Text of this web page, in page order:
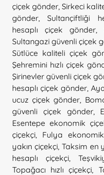
çiçek gönder Sirkeci
gönder ,Sultançiftliği
hesaplı çiçek gönder
Sultangazi güvenli çiçek
Sütlüce kaliteli çiçek
Şehremini hızlı çiçek
Şirinevler güvenli çiçek
hesaplı çiçek gönder
ucuz çiçek gönder
güvenli çiçek gönder,
Esentepe ekonomik
çiçekçi
Fulya
yakın çiçekçi, Taksim en
hesaplı çiçekçi ,
Topağacı hızlı çiçekçi